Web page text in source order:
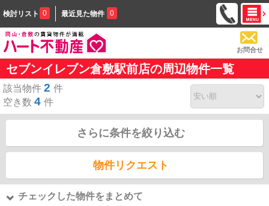
検討リスト 0 最近見た物件 0
お問合せ
セブンイレブン倉敷駅前店の周辺物件一覧
該当物件 2 件
空き数 4 件
さらに条件を絞り込む
物件リクエスト
チェックした物件をまとめて